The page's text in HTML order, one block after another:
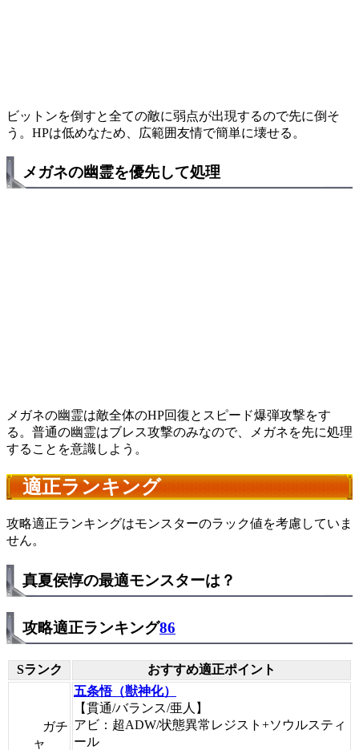
ビットンを倒すと全ての敵に弱点が出現するので先に倒そ
う。HPは低めなため、広範囲友情で簡単に壊せる。
メガネの幽霊を優先して処理
メガネの幽霊は敵全体のHP回復とスピード爆弾攻撃をす
る。普通の幽霊はブレス攻撃のみなので、メガネを先に処理
することを意識しよう。
適正ランキング
攻略適正ランキングはモンスターのラック値を考慮していま
せん。
真夏侯惇の最適モンスターは？
攻略適正ランキング86
Sランク おすすめ適正ポイント
ガチ
ャ
五条悟（獣神化）
【貫通/バランス/亜人】
アビ：超ADW/状態異常レジスト+ソウルスティ
ール